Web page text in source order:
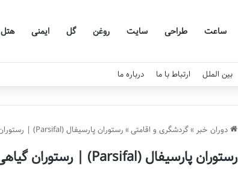
ساعت طراحی سایت روغن گل ایمنی هتل
بین الملل ارتباط با ما درباره ما
دوران خبر »گردشگری و اقامتی » رستوران پارسیفال (Parsifal) | رستوران گیاهی استانبول
رستوران پارسیفال (Parsifal) | رستوران گیاهی استانبول